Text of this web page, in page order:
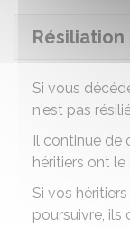
Si vous
n'est pas
Il continue de
héritiers ont le
Si vos
poursuivre, ils